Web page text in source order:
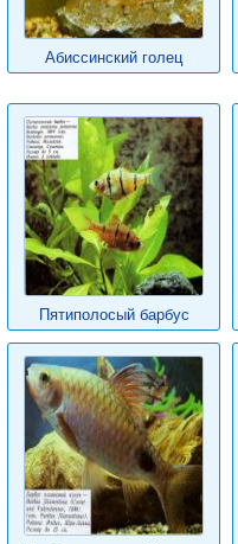
Абиссинский голец
Пятиполосый барбус